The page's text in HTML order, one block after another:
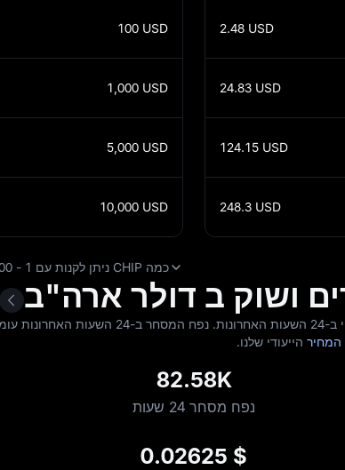
2.48 USD
24.83 USD
124.15 USD
248.3 USD
100 USD
1,000 USD
5,000 USD
10,000 USD
כמה CHIP ניתן לקנות עם 1 - 10,000 USD ? לחץ כדי לגלות.
הייעודי שלנו.
82.58K
נפח מסחר 24 שעות
$ 0.02625